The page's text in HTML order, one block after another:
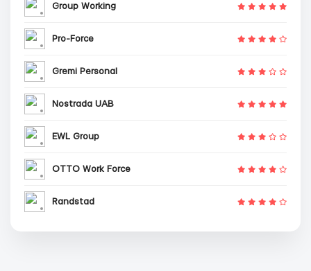
Group Working
Pro-Force
Gremi Personal
Nostrada UAB
EWL Group
OTTO Work Force
Randstad